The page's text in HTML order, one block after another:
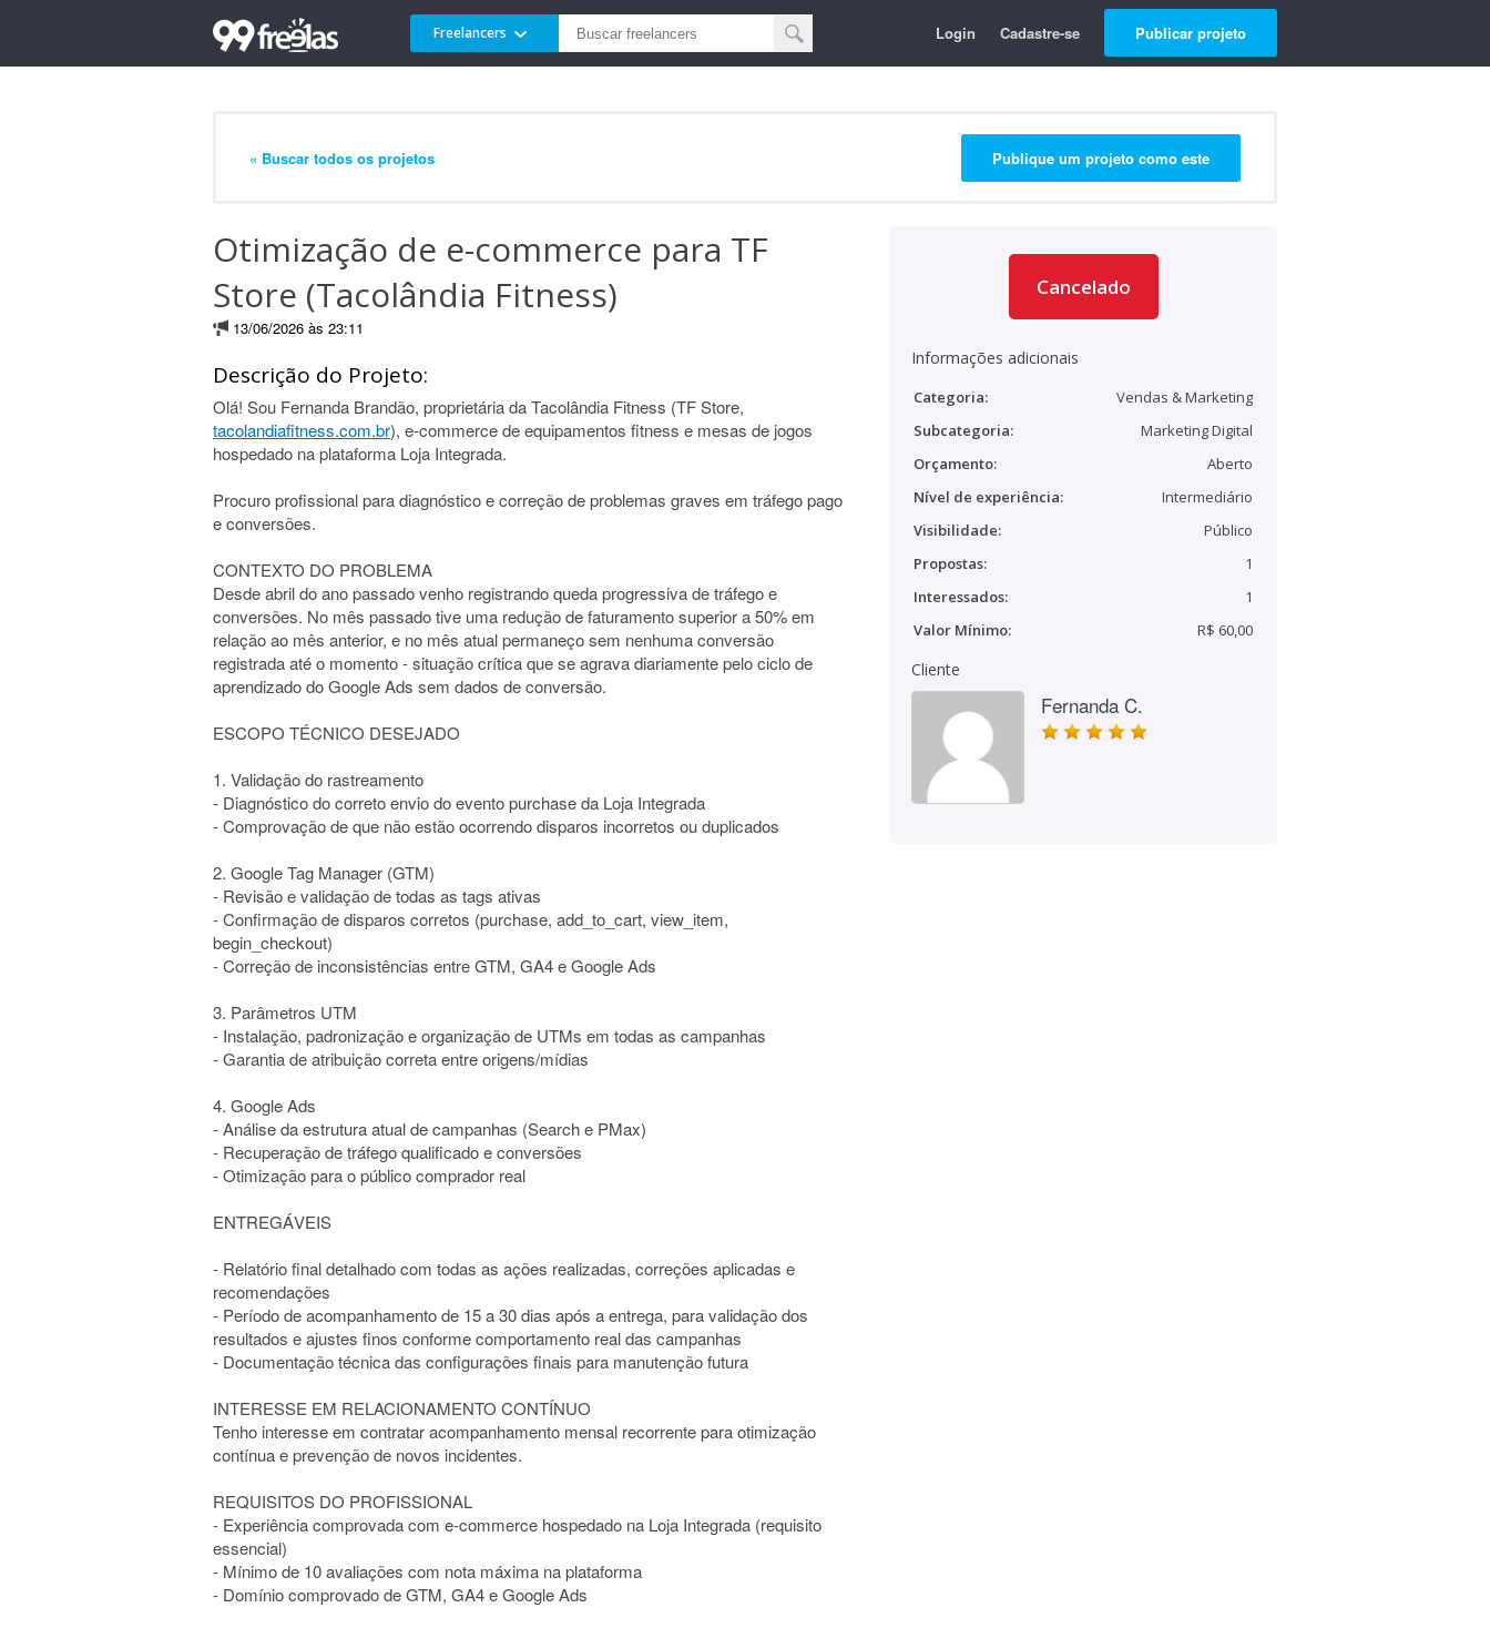
Freelancers Login Cadastre-se Publicar projeto
« Buscar todos os projetos Publique um projeto como este
Otimização de e-commerce para TF
Store (Tacolândia Fitness)
13/06/2026 às 23:11
Descrição do Projeto:
Olá! Sou Fernanda Brandão, proprietária da Tacolândia Fitness (TF Store,
tacolandiafitness.com.br), e-commerce de equipamentos fitness e mesas de jogos
hospedado na plataforma Loja Integrada.
Procuro profissional para diagnóstico e correção de problemas graves em tráfego pago
e conversões.
CONTEXTO DO PROBLEMA
Desde abril do ano passado venho registrando queda progressiva de tráfego e
conversões. No mês passado tive uma redução de faturamento superior a 50% em
relação ao mês anterior, e no mês atual permaneço sem nenhuma conversão
registrada até o momento - situação crítica que se agrava diariamente pelo ciclo de
aprendizado do Google Ads sem dados de conversão.
ESCOPO TÉCNICO DESEJADO
1. Validação do rastreamento
- Diagnóstico do correto envio do evento purchase da Loja Integrada
- Comprovação de que não estão ocorrendo disparos incorretos ou duplicados
2. Google Tag Manager (GTM)
- Revisão e validação de todas as tags ativas
- Confirmação de disparos corretos (purchase, add_to_cart, view_item,
begin_checkout)
- Correção de inconsistências entre GTM, GA4 e Google Ads
3. Parâmetros UTM
- Instalação, padronização e organização de UTMs em todas as campanhas
- Garantia de atribuição correta entre origens/mídias
4. Google Ads
- Análise da estrutura atual de campanhas (Search e PMax)
- Recuperação de tráfego qualificado e conversões
- Otimização para o público comprador real
ENTREGÁVEIS
- Relatório final detalhado com todas as ações realizadas, correções aplicadas e
recomendações
- Período de acompanhamento de 15 a 30 dias após a entrega, para validação dos
resultados e ajustes finos conforme comportamento real das campanhas
- Documentação técnica das configurações finais para manutenção futura
INTERESSE EM RELACIONAMENTO CONTÍNUO
Tenho interesse em contratar acompanhamento mensal recorrente para otimização
contínua e prevenção de novos incidentes.
REQUISITOS DO PROFISSIONAL
- Experiência comprovada com e-commerce hospedado na Loja Integrada (requisito
essencial)
- Mínimo de 10 avaliações com nota máxima na plataforma
- Domínio comprovado de GTM, GA4 e Google Ads
Cancelado
Informações adicionais
Categoria:
Vendas & Marketing
Subcategoria:
Marketing Digital
Orçamento:
Aberto
Nível de experiência:
Intermediário
Visibilidade:
Público
Propostas:
1
Interessados:
1
Valor Mínimo:
R$ 60,00
Cliente
Fernanda C.